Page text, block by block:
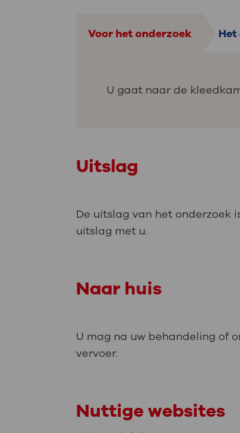
Voor het onderzoek
U gaat naar de
Uitslag
De uitslag van het onderzoek
uitslag met u.
Naar huis
U mag na uw behandeling of
vervoer.
Nuttige websites